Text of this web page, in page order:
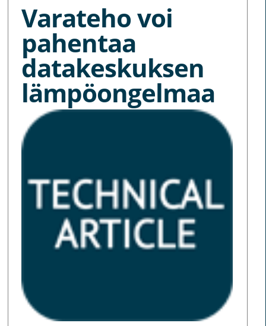
Varateho voi
pahentaa
datakeskuksen
lämpöongelmaa